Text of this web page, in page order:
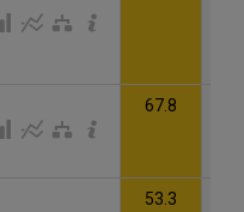
67.8
53.3